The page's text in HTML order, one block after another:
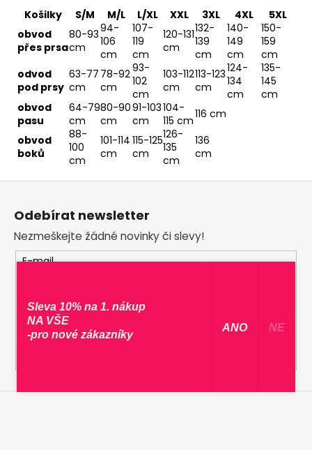
Košilky S/M M/L L/XL XXL 3XL 4XL
5XL
obvod
přes prsa
80-93
cm
94-
106
cm
107-
119
cm
120-131
cm
132-
139
cm
140-
149
cm
150-
159
cm
odvod
pod prsy
63-77
cm
78-92
cm
93-
102
cm
103-112
cm
113-123
cm
124-
134
cm
135-
145
cm
obvod
pasu
64-79
cm
80-90
cm
91-103
cm
104-
115 cm116 cm
obvod
boků
88-
100
cm
101-114
cm
115-125
cm
126-
135
cm
136
cm
Odebírat newsletter
Nezmeškejte žádné novinky či slevy!
E-mail
ochrany osobních údajů
PŘIHLÁSIT SE
Sleva 10% na 1. nákup
NA VŠE
-pro nové zákazníky
​ ANO ​ NE